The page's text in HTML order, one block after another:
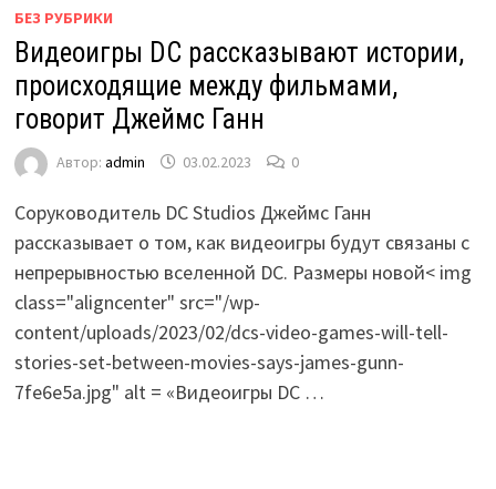
БЕЗ РУБРИКИ
Видеоигры DC рассказывают истории,
происходящие между фильмами,
говорит Джеймс Ганн
Автор: admin 03.02.2023 0
Соруководитель DC Studios Джеймс Ганн
рассказывает о том, как видеоигры будут связаны с
непрерывностью вселенной DC. Размеры новой< img
class="aligncenter" src="/wp-
content/uploads/2023/02/dcs-video-games-will-tell-
stories-set-between-movies-says-james-gunn-
7fe6e5a.jpg" alt = «Видеоигры DC …